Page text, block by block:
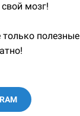
мозг!
только полезные